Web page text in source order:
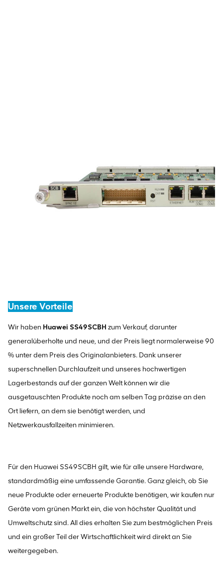
Unsere Vorteile
Wir haben Huawei SS49SCBH zum Verkauf, darunter
generalüberholte und neue, und der Preis liegt normalerweise 90
% unter dem Preis des Originalanbieters. Dank unserer
superschnellen Durchlaufzeit und unseres hochwertigen
Lagerbestands auf der ganzen Welt können wir die
ausgetauschten Produkte noch am selben Tag präzise an den
Ort liefern, an dem sie benötigt werden, und
Netzwerkausfallzeiten minimieren.
Für den Huawei SS49SCBH gilt, wie für alle unsere Hardware,
standardmäßig eine umfassende Garantie. Ganz gleich, ob Sie
neue Produkte oder erneuerte Produkte benötigen, wir kaufen nur
Geräte vom grünen Markt ein, die von höchster Qualität und
Umweltschutz sind. All dies erhalten Sie zum bestmöglichen Preis
und ein großer Teil der Wirtschaftlichkeit wird direkt an Sie
weitergegeben.